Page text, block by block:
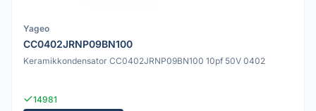
Yageo
CC0402JRNP09BN100
Keramikkondensator CC0402JRNP09BN100 10pf 50V 0402
14981